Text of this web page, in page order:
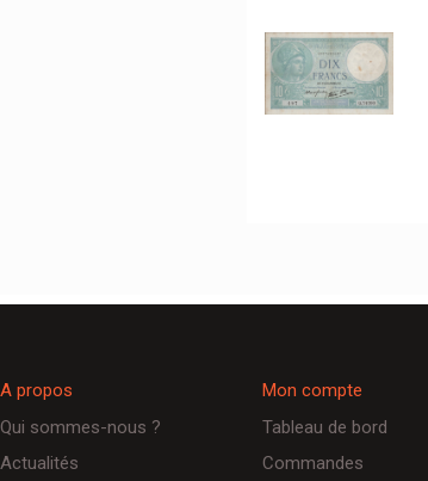
A propos
Qui sommes-nous ?
Actualités
Mon compte
Tableau de bord
Commandes